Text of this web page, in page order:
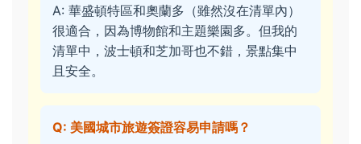
A: 華盛頓特區和奧蘭多（雖然沒在清單內）
很適合，因為博物館和主題樂園多。但我的
清單中，波士頓和芝加哥也不錯，景點集中
且安全。
Q: 美國城市旅遊簽證容易申請嗎？